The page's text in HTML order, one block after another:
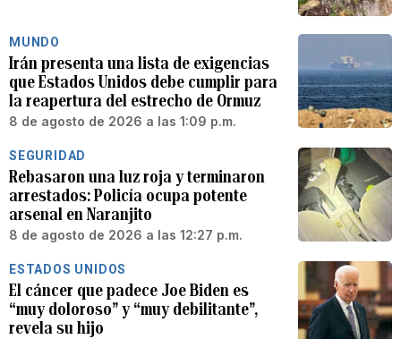
MUNDO
Irán presenta una lista de exigencias
que Estados Unidos debe cumplir para
la reapertura del estrecho de Ormuz
8 de agosto de 2026 a las 1:09 p.m.
SEGURIDAD
Rebasaron una luz roja y terminaron
arrestados: Policía ocupa potente
arsenal en Naranjito
8 de agosto de 2026 a las 12:27 p.m.
ESTADOS UNIDOS
El cáncer que padece Joe Biden es
“muy doloroso” y “muy debilitante”,
revela su hijo